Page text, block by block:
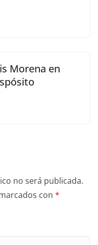
Morena en
no será publicada.
con *